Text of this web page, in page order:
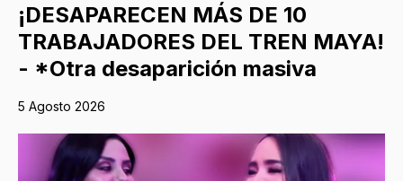
¡DESAPARECEN MÁS DE 10
TRABAJADORES DEL TREN MAYA!
- *Otra desaparición masiva
5 Agosto 2026